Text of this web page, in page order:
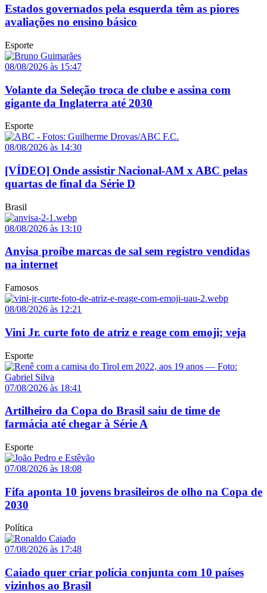
Estados governados pela esquerda têm as piores
avaliações no ensino básico
Esporte
08/08/2026 às 15:47
Volante da Seleção troca de clube e assina com
gigante da Inglaterra até 2030
Esporte
08/08/2026 às 14:30
[VÍDEO] Onde assistir Nacional-AM x ABC pelas
quartas de final da Série D
Brasil
08/08/2026 às 13:10
Anvisa proíbe marcas de sal sem registro vendidas
na internet
Famosos
08/08/2026 às 12:21
Vini Jr. curte foto de atriz e reage com emoji; veja
Esporte
07/08/2026 às 18:41
Artilheiro da Copa do Brasil saiu de time de
farmácia até chegar à Série A
Esporte
07/08/2026 às 18:08
Fifa aponta 10 jovens brasileiros de olho na Copa de
2030
Política
07/08/2026 às 17:48
Caiado quer criar polícia conjunta com 10 países
vizinhos ao Brasil